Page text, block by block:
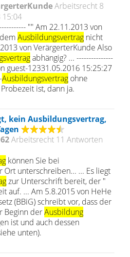
Arbeitsrecht 8
15:04
"" Am 22.11.2013 von
Ausbildungsvertrag nicht
von VerärgerterKunde Also
abhängig? ... ---------------
guest-12331.05.2016 15:25:27
Ausbildungsvertrag ohne
ist, dann ja.
kein Ausbildungsvertrag,
Arbeitsrecht 11 Antworten
können Sie bei
Ort unterschreiben... ... Es liegt
zur Unterschrift bereit, der "
auf. ... Am 5.8.2015 von HeHe
(BBiG) schreibt vor, dass der
Beginn derAusbildung
ist und auch dessen
unten).